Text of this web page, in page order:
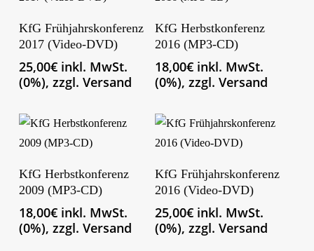
KfG Frühjahrskonferenz
2017 (Video-DVD)
25,00€ inkl. MwSt.
(0%), zzgl. Versand
KfG Herbstkonferenz
2016 (MP3-CD)
18,00€ inkl. MwSt.
(0%), zzgl. Versand
KfG Herbstkonferenz
2009 (MP3-CD)
18,00€ inkl. MwSt.
(0%), zzgl. Versand
KfG Frühjahrskonferenz
2016 (Video-DVD)
25,00€ inkl. MwSt.
(0%), zzgl. Versand